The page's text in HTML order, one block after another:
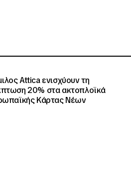
Attica ενισχύουν τη
20% στα ακτοπλοϊκά
Κάρτας Νέων